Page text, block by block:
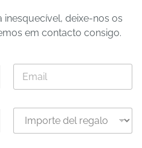
inesquecível, deixe-nos os
em contacto consigo.
C
r
e
I
p